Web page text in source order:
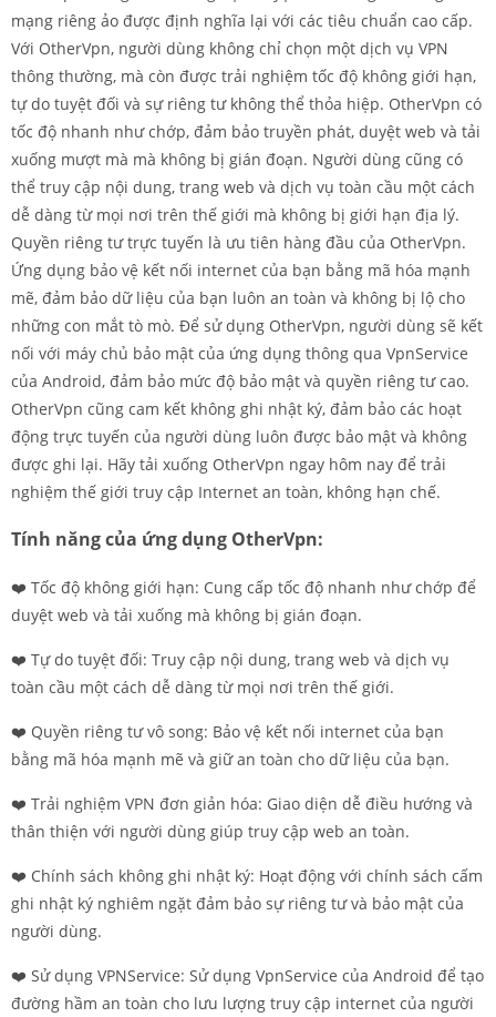
mạng riêng ảo được định nghĩa lại với các tiêu chuẩn cao cấp.
Với OtherVpn, người dùng không chỉ chọn một dịch vụ VPN
thông thường, mà còn được trải nghiệm tốc độ không giới hạn,
tự do tuyệt đối và sự riêng tư không thể thỏa hiệp. OtherVpn có
tốc độ nhanh như chớp, đảm bảo truyền phát, duyệt web và tải
xuống mượt mà mà không bị gián đoạn. Người dùng cũng có
thể truy cập nội dung, trang web và dịch vụ toàn cầu một cách
dễ dàng từ mọi nơi trên thế giới mà không bị giới hạn địa lý.
Quyền riêng tư trực tuyến là ưu tiên hàng đầu của OtherVpn.
Ứng dụng bảo vệ kết nối internet của bạn bằng mã hóa mạnh
mẽ, đảm bảo dữ liệu của bạn luôn an toàn và không bị lộ cho
những con mắt tò mò. Để sử dụng OtherVpn, người dùng sẽ kết
nối với máy chủ bảo mật của ứng dụng thông qua VpnService
của Android, đảm bảo mức độ bảo mật và quyền riêng tư cao.
OtherVpn cũng cam kết không ghi nhật ký, đảm bảo các hoạt
động trực tuyến của người dùng luôn được bảo mật và không
được ghi lại. Hãy tải xuống OtherVpn ngay hôm nay để trải
nghiệm thế giới truy cập Internet an toàn, không hạn chế.
Tính năng của ứng dụng OtherVpn:
❤️ Tốc độ không giới hạn: Cung cấp tốc độ nhanh như chớp để
duyệt web và tải xuống mà không bị gián đoạn.
❤️ Tự do tuyệt đối: Truy cập nội dung, trang web và dịch vụ
toàn cầu một cách dễ dàng từ mọi nơi trên thế giới.
❤️ Quyền riêng tư vô song: Bảo vệ kết nối internet của bạn
bằng mã hóa mạnh mẽ và giữ an toàn cho dữ liệu của bạn.
❤️ Trải nghiệm VPN đơn giản hóa: Giao diện dễ điều hướng và
thân thiện với người dùng giúp truy cập web an toàn.
❤️ Chính sách không ghi nhật ký: Hoạt động với chính sách cấm
ghi nhật ký nghiêm ngặt đảm bảo sự riêng tư và bảo mật của
người dùng.
❤️ Sử dụng VPNService: Sử dụng VpnService của Android để tạo
đường hầm an toàn cho lưu lượng truy cập internet của người